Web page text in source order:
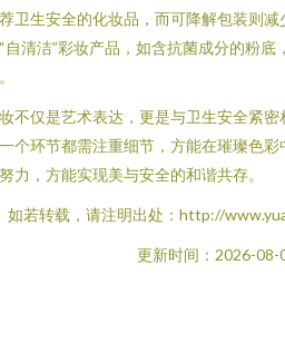
卫生安全的化妆品，而可降解包装则
自清洁”彩妆产品，如含抗菌成分的粉
不仅是艺术表达，更是与卫生安全紧
个环节都需注重细节，方能在璀璨色
力，方能实现美与安全的和谐共存。
如若转载，请注明出处：http://
更新时间：2026-08-